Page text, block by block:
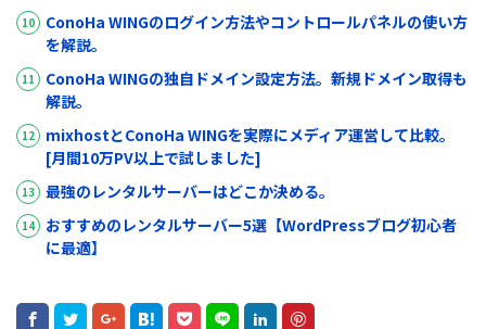
ConoHa WINGのログイン方法やコントロールパネルの使い方
を解説。
ConoHa WINGの独自ドメイン設定方法。新規ドメイン取得も
解説。
mixhostとConoHa WINGを実際にメディア運営して比較。
[月間10万PV以上で試しました]
最強のレンタルサーバーはどこか決める。
おすすめのレンタルサーバー5選【WordPressブログ初心者
に最適】